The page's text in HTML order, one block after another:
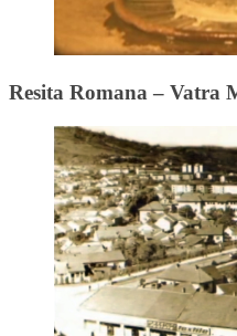
Resita Romana – Vatra